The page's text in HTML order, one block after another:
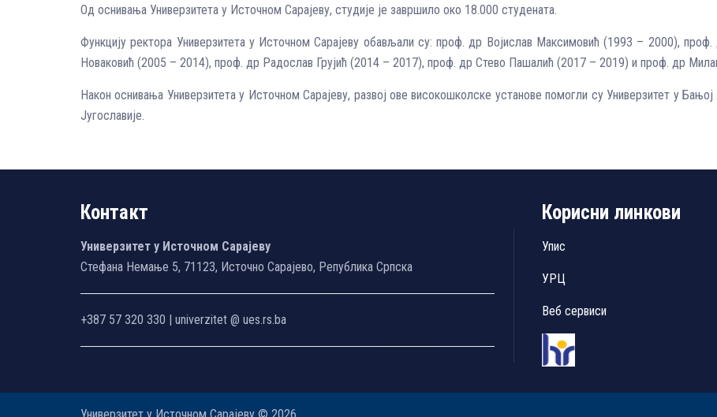
Од оснивања Универзитета у Источном Сарајеву, студије је завршило око 18.000 студената.
Функцију ректора Универзитета у Источном Сарајеву обављали су: проф. др Војислав Максимовић (1993 – 2000),
Новаковић (2005 – 2014), проф. др Радослав Грујић (2014 – 2017), проф. др Стево Пашалић (2017 – 2019) и проф. др
Након оснивања Универзитета у Источном Сарајеву, развој ове високошколске установе помогли су Универзитет у
Југославије.
Контакт
Универзитет у Источном Сарајеву
Стефана Немање 5, 71123, Источно Сарајево, Република Српска
+387 57 320 330 | univerzitet @ ues.rs.ba
Корисни линкови
Упис
УРЦ
Веб сервиси